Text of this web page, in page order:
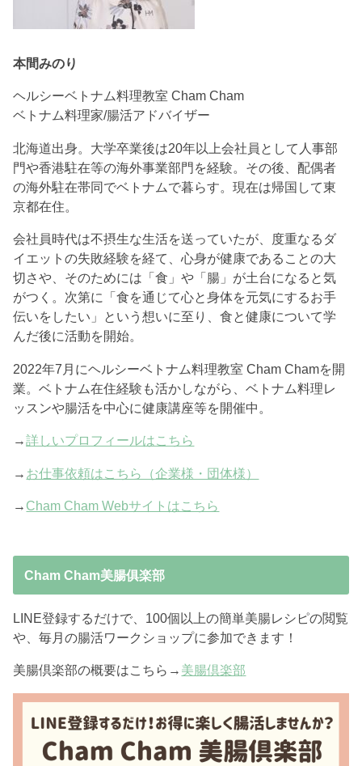
本間みのり
ヘルシーベトナム料理教室 Cham Cham
ベトナム料理家/腸活アドバイザー
北海道出身。大学卒業後は20年以上会社員として人事部
門や香港駐在等の海外事業部門を経験。その後、配偶者
の海外駐在帯同でベトナムで暮らす。現在は帰国して東
京都在住。
会社員時代は不摂生な生活を送っていたが、度重なるダ
イエットの失敗経験を経て、心身が健康であることの大
切さや、そのためには「食」や「腸」が土台になると気
がつく。次第に「食を通じて心と身体を元気にするお手
伝いをしたい」という想いに至り、食と健康について学
んだ後に活動を開始。
2022年7月にヘルシーベトナム料理教室 Cham Chamを開
業。ベトナム在住経験も活かしながら、ベトナム料理レ
ッスンや腸活を中心に健康講座等を開催中。
→詳しいプロフィールはこちら
→ お仕事依頼はこちら（企業様・団体様）
→ Cham Cham Webサイトはこちら
Cham Cham美腸俱楽部
LINE登録するだけで、100個以上の簡単美腸レシピの閲覧
や、毎月の腸活ワークショップに参加できます！
美腸倶楽部の概要はこちら→ 美腸倶楽部